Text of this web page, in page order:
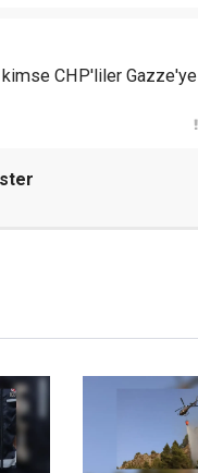
kimse CHP'liler Gazze'ye